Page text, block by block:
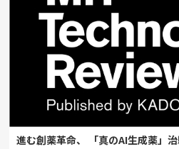
進む創薬革命、 「真のAI生成薬」